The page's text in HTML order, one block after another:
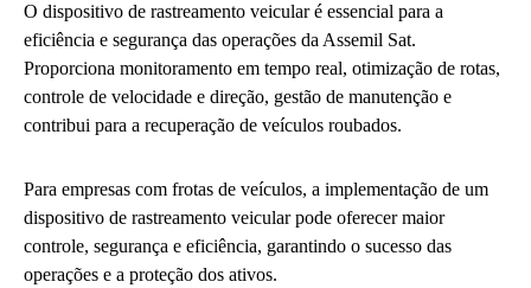
O dispositivo de rastreamento veicular é essencial para a
eficiência e segurança das operações da Assemil Sat.
Proporciona monitoramento em tempo real, otimização de rotas,
controle de velocidade e direção, gestão de manutenção e
contribui para a recuperação de veículos roubados.
Para empresas com frotas de veículos, a implementação de um
dispositivo de rastreamento veicular pode oferecer maior
controle, segurança e eficiência, garantindo o sucesso das
operações e a proteção dos ativos.